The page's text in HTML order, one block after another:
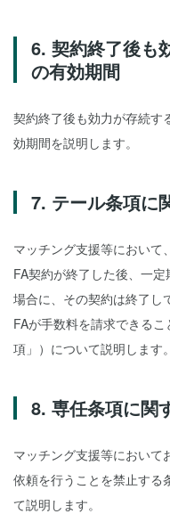
6. 契約終了後も
の有効期間
契約終了後も効力が存続す
効期間を説明します。
7. テール条項に
マッチング支援等において
FA契約が終了した後、一
場合に、その契約は終了し
FAが手数料を請求できる
項」）について説明します。
8. 専任条項に関
マッチング支援等において
依頼を行うことを禁止する
て説明します。